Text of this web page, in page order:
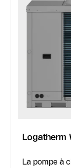
Logatherm
La pompe à